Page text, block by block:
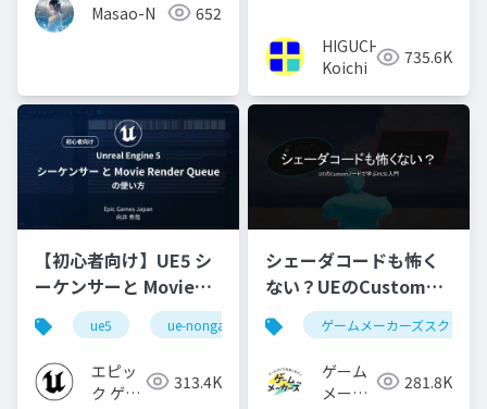
Masao-N 652
HIGUCHI
Koichi
735.6K
【初心者向け】UE5 シ
ーケンサーと Movie
Render Queue の使い
方【Cinematic Dive
2023】
ue5 ue-nongame
エピッ
ク ゲー
313.4K
シェーダコードも怖く
ない？UEのCustomノ
ードで学ぶHLSL入門
ゲームメーカーズスクラン
ゲーム
メーカ
281.8K